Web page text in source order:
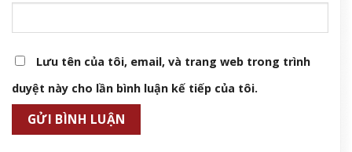
Lưu tên của tôi, email, và trang web trong trình
duyệt này cho lần bình luận kế tiếp của tôi.